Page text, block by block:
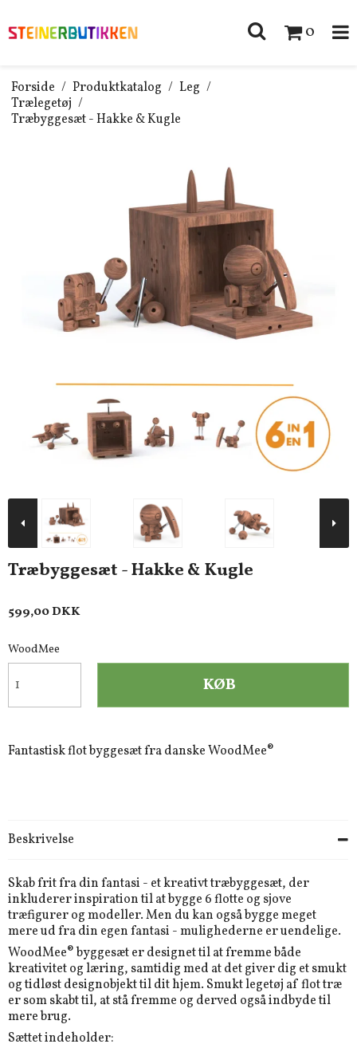
0
Forside / Produktkatalog / Leg /
Trælegetøj /
Træbyggesæt - Hakke & Kugle
Træbyggesæt - Hakke & Kugle
599,00 DKK
WoodMee
KØB
Fantastisk flot byggesæt fra danske WoodMee®
Beskrivelse
Skab frit fra din fantasi - et kreativt træbyggesæt, der
inkluderer inspiration til at bygge 6 flotte og sjove
træfigurer og modeller. Men du kan også bygge meget
mere ud fra din egen fantasi - mulighederne er uendelige.
WoodMee® byggesæt er designet til at fremme både
kreativitet og læring, samtidig med at det giver dig et smukt
og tidløst designobjekt til dit hjem. Smukt legetøj af flot træ
er som skabt til, at stå fremme og derved også indbyde til
mere brug.
Sættet indeholder: